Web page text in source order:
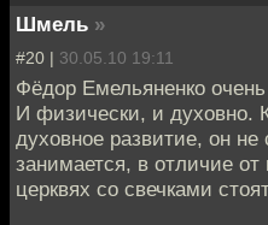
Шмель »
#20 | 30.05.10 19:11
Фёдор Емельяненко
И физически, и духовно.
духовное развитие, он
занимается, в отличие
церквях со свечками